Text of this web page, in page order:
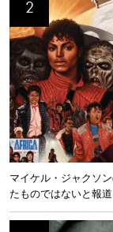
マイケル・ジャクソ
たものではないと報